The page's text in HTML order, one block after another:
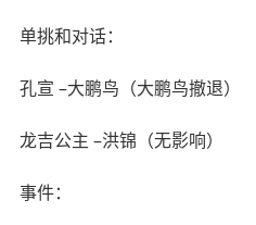
单挑和对话：
孔宣 –大鹏鸟（大鹏鸟撤退）
龙吉公主 –洪锦（无影响）
事件：